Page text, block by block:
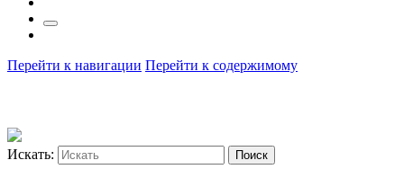
Перейти к навигации Перейти к содержимому
Искать: